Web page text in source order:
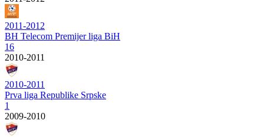
2011-2012
BH Telecom Premijer liga BiH
16
2010-2011
2010-2011
Prva liga Republike Srpske
1
2009-2010